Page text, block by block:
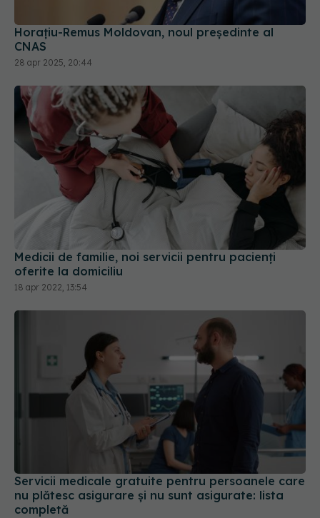
Horaţiu-Remus Moldovan, noul președinte al
CNAS
28 apr 2025, 20:44
Medicii de familie, noi servicii pentru pacienți
oferite la domiciliu
18 apr 2022, 13:54
Servicii medicale gratuite pentru persoanele care
nu plătesc asigurare și nu sunt asigurate: lista
completă